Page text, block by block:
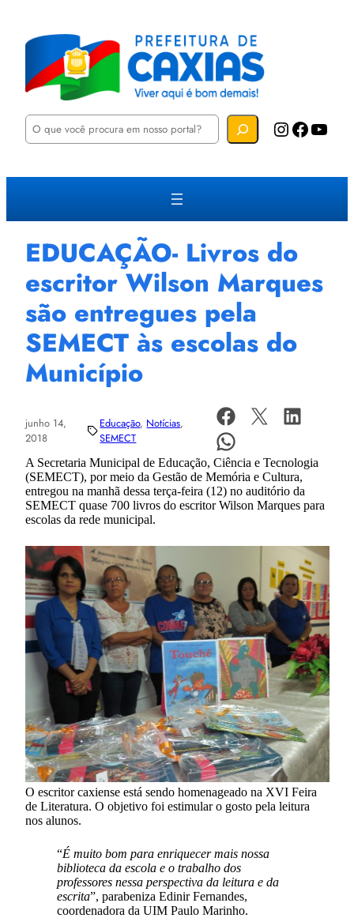
P
u
a
Instagram Facebook YouTube
EDUCAÇÃO- Livros do
escritor Wilson Marques
são entregues pela
SEMECT às escolas do
Município
junho 14,
2018
Educação, Notícias
SEMECT
A Secretaria Municipal de Educação, Ciência e Tecnologia
(SEMECT), por meio da Gestão de Memória e Cultura,
entregou na manhã dessa terça-feira (12) no auditório da
SEMECT quase 700 livros do escritor Wilson Marques para
escolas da rede municipal.
O escritor caxiense está sendo homenageado na XVI Feira
de Literatura. O objetivo foi estimular o gosto pela leitura
nos alunos.
“É muito bom para enriquecer mais nossa
biblioteca da escola e o trabalho dos
professores nessa perspectiva da leitura e da
escrita”, parabeniza Edinir Fernandes,
coordenadora da UIM Paulo Marinho.